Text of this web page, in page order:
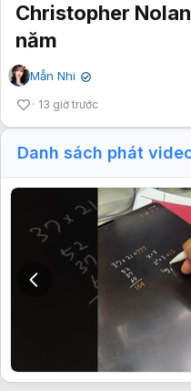
Christopher
năm
Mẫn Nhi ✔
13 giờ trước
Danh sách phát